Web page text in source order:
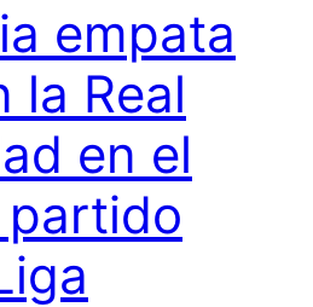
empata
la Real
en el